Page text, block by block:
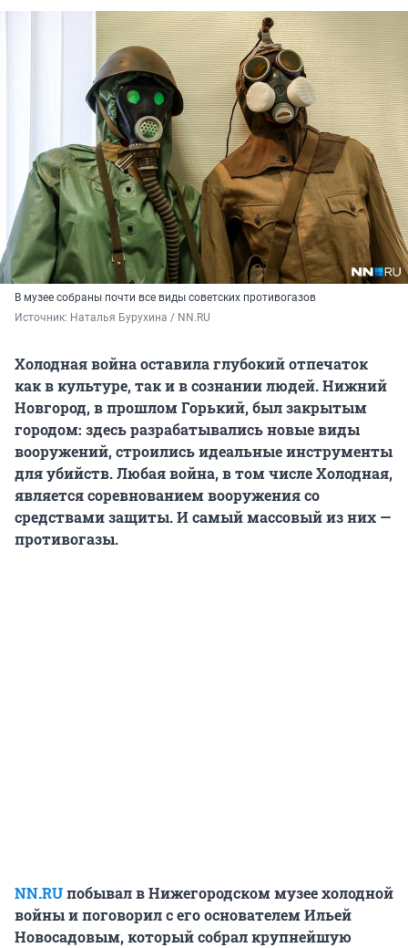
В музее собраны почти все виды советских противогазов
Источник: Наталья Бурухина / NN.RU
Холодная война оставила глубокий отпечаток
как в культуре, так и в сознании людей. Нижний
Новгород, в прошлом Горький, был закрытым
городом: здесь разрабатывались новые виды
вооружений, строились идеальные инструменты
для убийств. Любая война, в том числе Холодная,
является соревнованием вооружения со
средствами защиты. И самый массовый из них —
противогазы.
NN.RUпобывал в Нижегородском музее холодной
войны и поговорил с его основателем Ильей
Новосадовым, который собрал крупнейшую